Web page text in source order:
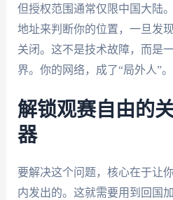
但授权范围通常仅限中国大陆
地址来判断你的位置，一旦发
关闭。这不是技术故障，而是
界。你的网络，成了“局外人”。
解锁观赛自由的
器
要解决这个问题，核心在于让
内发出的。这就需要用到回国